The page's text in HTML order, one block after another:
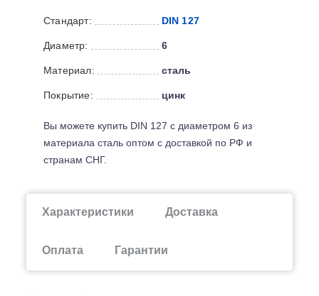
Стандарт: DIN 127
Диаметр: 6
Материал: сталь
Покрытие: цинк
Вы можете купить DIN 127 с диаметром 6 из
материала сталь оптом с доставкой по РФ и
странам СНГ.
Характеристики Доставка
Оплата Гарантии